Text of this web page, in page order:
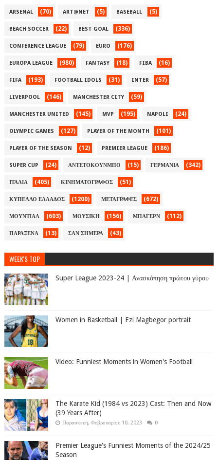
ARSENAL (70) ART@NET (5) BASEBALL (5)
BEACH SOCCER (22) BEST GOAL (336)
CONFERENCE LEAGUE (79) EURO (176)
EUROPA LEAGUE (980) FANTASY (18) FIBA (16)
FIFA (193) FOOTBALL IDOLS (31) INTER (57)
LIVERPOOL (146) MANCHESTER CITY (59)
MANCHESTER UNITED (145) MVP (195) NAPOLI (24)
OLYMPIC GAMES (127) PLAYER OF THE MONTH (101)
PLAYER OF THE SEASON (12) PREMIER LEAGUE (186)
SUPER CUP (24) ΑΝΤΕΤΟΚΟΥΝΜΠΟ (15) ΓΕΡΜΑΝΙΑ (342)
ΙΤΑΛΙΑ (405) ΚΙΝΗΜΑΤΟΓΡΑΦΟΣ (51)
ΚΥΠΕΛΛΟ ΕΛΛΑΔΟΣ (1200) ΜΕΤΑΓΡΑΦΕΣ (672)
ΜΟΥΝΤΙΑΛ (603) ΜΟΥΣΙΚΗ (156) ΜΠΑΓΕΡΝ (112)
ΠΑΡΑΞΕΝΑ (13) ΣΑΝ ΣΗΜΕΡΑ (43)
WEEK'S TOP
Super League 2023-24 | Ανασκόπηση πρώτου γύρου
Women in Basketball | Ezi Magbegor portrait
Video: Funniest Moments in Women's Football
The Karate Kid (1984 vs 2023) Cast: Then and Now
(39 Years After)
Παρασκευή, Φεβρουαρίου 10, 2023 0
Premier League's Funniest Moments of the 2024/25
Season